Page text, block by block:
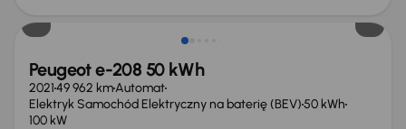
Peugeot e-208 50 kWh
202149 962 kmAutomat
Elektryk Samochód Elektryczny na baterię (BEV)50 kWh
100 kW